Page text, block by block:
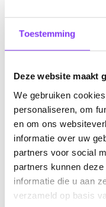
Toestemming
Deze website maakt
We gebruiken
personaliseren, om
en om ons
informatie over uw
partners voor social
partners kunnen
informatie die u aan
verzameld op basis
Omdat wij op tijd
maken die gelijk te
De unieke